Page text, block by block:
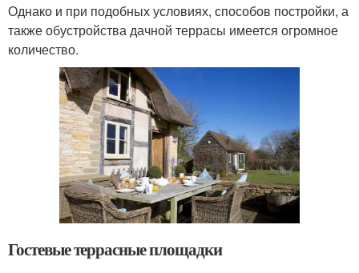
Однако и при подобных условиях, способов постройки, а
также обустройства дачной террасы имеется огромное
количество.
Гостевые террасные площадки